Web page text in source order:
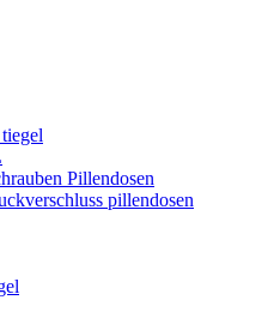
Pillendosen
pillendosen